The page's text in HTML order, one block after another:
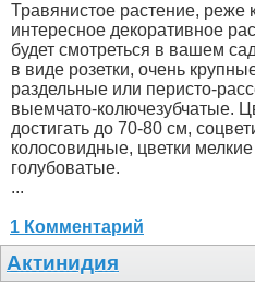
Травянистое растение, реже
интересное декоративное
будет смотреться в вашем
в виде розетки, очень
раздельные или перисто-
выемчато-колючезубчатые.
достигать до 70-80 см,
колосовидные, цветки
голубоватые.
...
1 Комментарий
Актинидия